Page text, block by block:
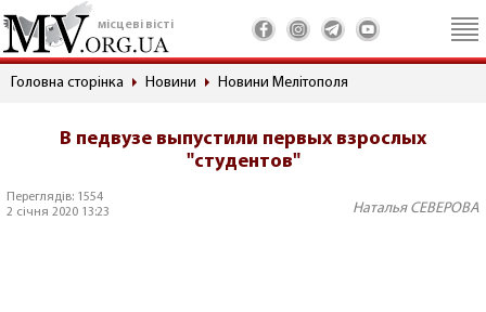
місцеві вісті
Головна сторінка Новини Новини Мелітополя
В педвузе выпустили первых взрослых
"студентов"
Переглядів: 1554
2 січня 2020 13:23
Наталья СЕВЕРОВА